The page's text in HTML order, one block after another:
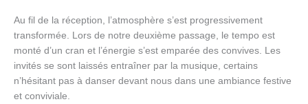
Au fil de la réception, l’atmosphère s’est progressivement
transformée. Lors de notre deuxième passage, le tempo est
monté d’un cran et l’énergie s’est emparée des convives. Les
invités se sont laissés entraîner par la musique, certains
n’hésitant pas à danser devant nous dans une ambiance festive
et conviviale.